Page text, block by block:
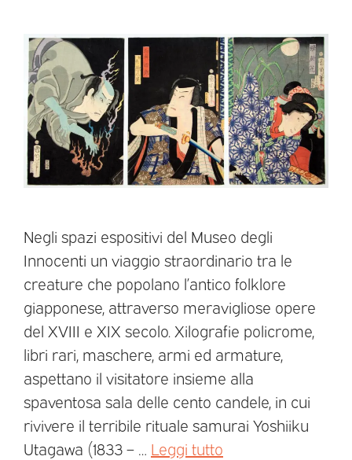
Negli spazi espositivi del Museo degli
Innocenti un viaggio straordinario tra le
creature che popolano l’antico folklore
giapponese, attraverso meravigliose opere
del XVIII e XIX secolo. Xilografie policrome,
libri rari, maschere, armi ed armature,
aspettano il visitatore insieme alla
spaventosa sala delle cento candele, in cui
rivivere il terribile rituale samurai Yoshiiku
Utagawa (1833 – … Leggi tutto